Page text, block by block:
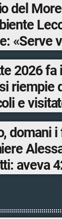
del
«Serve
2026 fa
riempie
e
domani i
aveva